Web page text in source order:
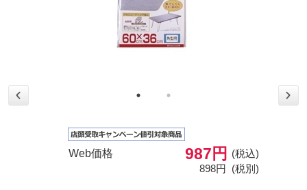
Web価格 987円
(税込)
898円 (税別)